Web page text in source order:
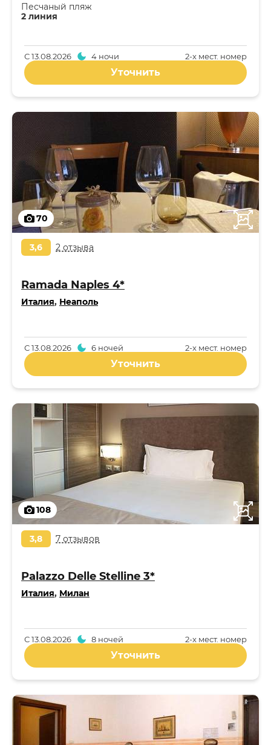
2 линия
Песчаный пляж
2-x мест. номер
С13.08.2026 4 ночи
Уточнить
70
3,6 2 отзыва
Ramada Naples 4*
Италия, Неаполь
2-x мест. номер
С13.08.2026 6 ночей
Уточнить
108
3,8 7 отзывов
Palazzo Delle Stelline 3*
Италия, Милан
2-x мест. номер
С13.08.2026 8 ночей
Уточнить